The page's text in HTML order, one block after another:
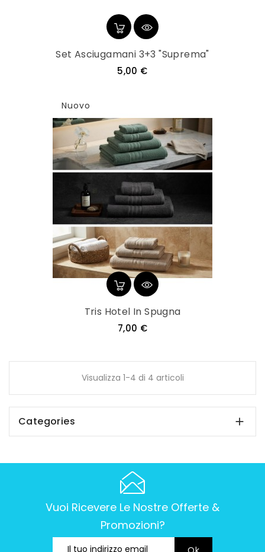
Set Asciugamani 3+3 "Suprema"
5,00 €Prezzo
Nuovo
Tris Hotel In Spugna
7,00 €Prezzo
Visualizza 1-4 di 4 articoli
Categories 
Vuoi Ricevere Le Nostre Offerte &
Promozioni?